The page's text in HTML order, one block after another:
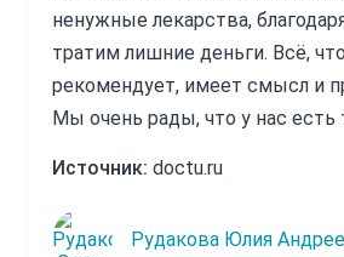
ненужные лекарства,
тратим лишние деньги. Всё,
рекомендует, имеет смысл и
Мы очень рады, что у нас есть
Источник: doctu.ru
Рудакова Юлия